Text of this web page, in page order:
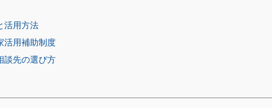
活用方法
活用補助制度
談先の選び方